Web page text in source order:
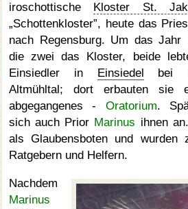
iroschottische Kloster St.
Schottenkloster , heute das
nach Regensburg. Um das Jahr
die zwei das Kloster, beide
Einsiedler in Einsiedel bei
Altmühltal; dort erbauten sie
abgegangenes - Oratorium.
sich auch Prior Marinus ihnen
als Glaubensboten und wurden
Ratgebern und Helfern.
Nachdem
Marinus